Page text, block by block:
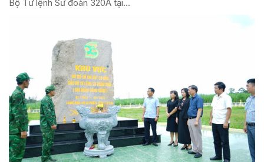
Bộ Tư lệnh Sư đoàn 320A tại...